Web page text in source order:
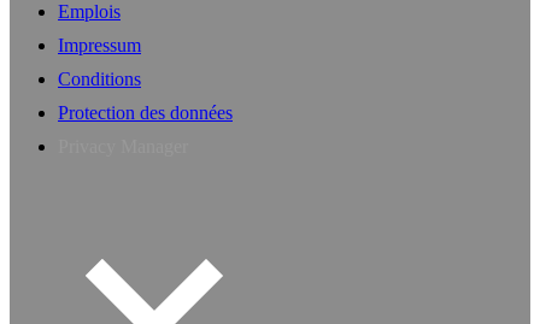
Emplois
Impressum
Conditions
Protection des données